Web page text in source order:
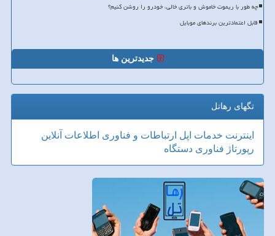
چه طور با ریموت خاموش و باتری خالی، خودرو را روشن کنیم؟
قابل اعتمادترین برندهای موبایل
جدیدترین ها
تگهای رهاتل
اینترنت خدمات اپل ارتباطات و فناوری اطلاعات آنلاین
رپورتاژ فناوری دستگاه